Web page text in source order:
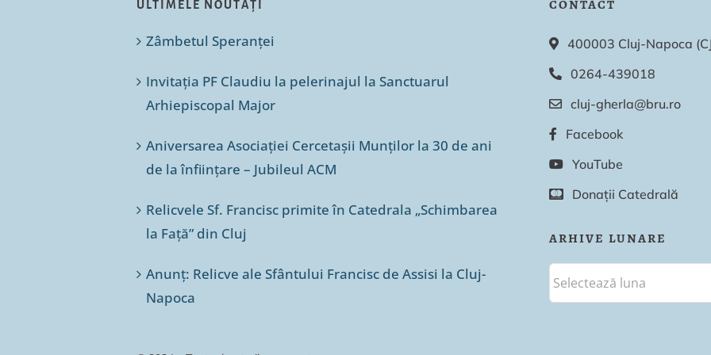
ULTIMELE NOUTĂȚI
Zâmbetul Speranței
Invitația PF Claudiu la pelerinajul la Sanctuarul
Arhiepiscopal Major
Aniversarea Asociației Cercetașii Munților la 30 de ani
de la înființare – Jubileul ACM
Relicvele Sf. Francisc primite în Catedrala „Schimbarea
la Față” din Cluj
Anunț: Relicve ale Sfântului Francisc de Assisi la Cluj-
Napoca
CONTACT
400003 Cluj-Napoca
0264-439018
cluj-gherla@bru.ro
Facebook
YouTube
Donații Catedrală
ARHIVE LUNARE